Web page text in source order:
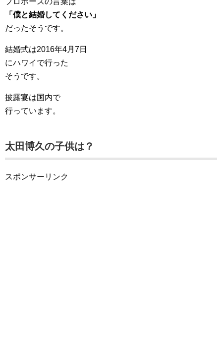
「僕と結婚してください」
だったそうです。
結婚式は2016年4月7日
にハワイで行った
そうです。
披露宴は国内で
行っています。
太田博久の子供は？
スポンサーリンク